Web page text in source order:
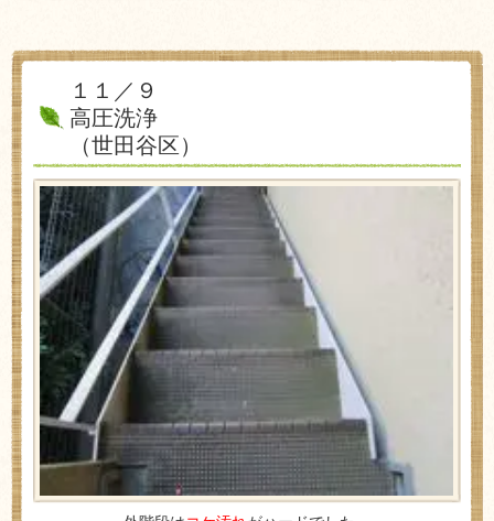
１１／９
高圧洗浄
（世田谷区）